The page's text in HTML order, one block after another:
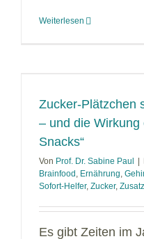
Weiterlesen
Zucker-Plätzchen
– und die Wirkung
Snacks“
Von Prof. Dr. Sabine Paul
Brainfood , Ernährung,
Sofort-Helfer, Zucker,
Es gibt Zeiten im